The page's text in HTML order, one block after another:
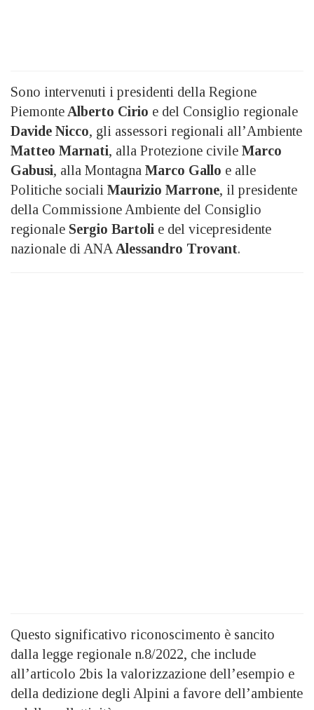
Sono intervenuti i presidenti della Regione
Piemonte Alberto Cirio e del Consiglio regionale
Davide Nicco, gli assessori regionali all’Ambiente
Matteo Marnati, alla Protezione civile Marco
Gabusi, alla Montagna Marco Gallo e alle
Politiche sociali Maurizio Marrone, il presidente
della Commissione Ambiente del Consiglio
regionale Sergio Bartoli e del vicepresidente
nazionale di ANA Alessandro Trovant.
Questo significativo riconoscimento è sancito
dalla legge regionale n.8/2022, che include
all’articolo 2bis la valorizzazione dell’esempio e
della dedizione degli Alpini a favore dell’ambiente